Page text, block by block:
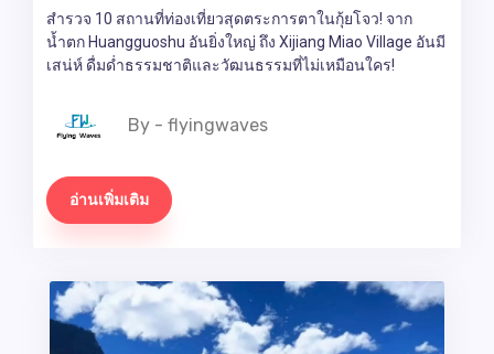
สำรวจ 10 สถานที่ท่องเที่ยวสุดตระการตาในกุ้ยโจว! จาก
น้ำตก Huangguoshu อันยิ่งใหญ่ ถึง Xijiang Miao Village อันมี
เสน่ห์ ดื่มด่ำธรรมชาติและวัฒนธรรมที่ไม่เหมือนใคร!
By - flyingwaves
อ่านเพิ่มเติม